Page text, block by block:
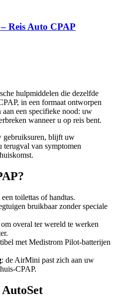
Reis Auto CPAP
hulpmiddelen die dezelfde
in een formaat ontworpen
een specifieke nood: uw
wanneer u op reis bent.
gebruiksuren, blijft uw
terugval van symptomen
een toilettas of handtas.
bruikbaar zonder speciale
overal ter wereld te werken
met Medistrom Pilot-batterijen
: de AirMini past zich aan uw
CPAP.